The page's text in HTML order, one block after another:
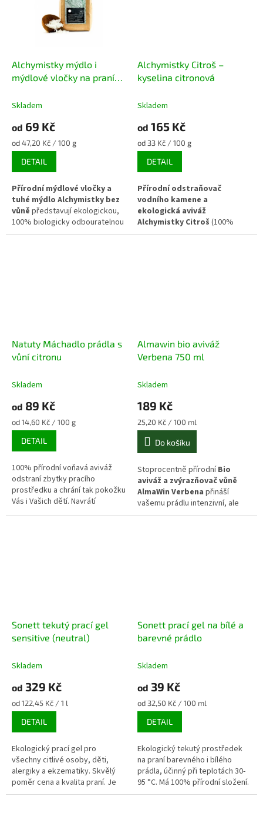
kyslík, takže nezanechává
žádná chemická rezidua a je
zcela bezpečný pro pokožku i
praní plen, světlého textilu a pro
udržitelnounon-toxic
Alchymistky mýdlo i
mýdlové vločky na praní
sodným bez vůně
Skladem
od 69 Kč
Měrná
cena:
od 47,20 Kč / 100 g
DETAIL
Přírodní mýdlové vločky a
tuhé mýdlo Alchymistky bez
vůně představují ekologickou,
100% biologicky odbouratelnou
alternativu k běžným pracím a
Alchymistky Citroš –
kyselina citronová
Skladem
od 165 Kč
Měrná
cena:
od 33 Kč / 100 g
DETAIL
Přírodní odstraňovač
vodního kamene a
ekologická aviváž
Alchymistky Citroš (100%
kyselina citronová v bezvodé
100% biologicky odbouratelný a
naprosto bezpečný pro
toxic domácnosti
Natuty Máchadlo prádla s
vůní citronu
Skladem
od 89 Kč
Měrná
cena:
od 14,60 Kč / 100 g
DETAIL
100% přírodní voňavá aviváž
odstraní zbytky pracího
prostředku a chrání tak pokožku
Vás i Vašich dětí. Navrátí
vláknům přirozené vlastnosti a
Almawin bio aviváž
Verbena 750 ml
Skladem
189 Kč
Měrná
cena:
25,20 Kč / 100 ml
Do košíku
Stoprocentně přírodníBio
aviváž a zvýrazňovač vůně
AlmaWin Verbena přináší
vašemu prádlu intenzivní, ale
zcela přirozenou citrusovou
nadýchané, aniž by docházelo k
podráždění citlivé pokožky.
Sonett tekutý prací gel
sensitive (neutral)
Skladem
od 329 Kč
Měrná
cena:
od 122,45 Kč / 1 l
DETAIL
Ekologický prací gel pro
všechny citlivé osoby, děti,
alergiky a ekzematiky. Skvělý
poměr cena a kvalita praní. Je
doporučován i pro velmi tvrdou
Sonett prací gel na bílé a
barevné prádlo
Skladem
od 39 Kč
Měrná
cena:
od 32,50 Kč / 100 ml
DETAIL
Ekologický tekutý prostředek
na praní barevného i bílého
prádla, účinný při teplotách 30-
95 °C. Má 100% přírodní složení.